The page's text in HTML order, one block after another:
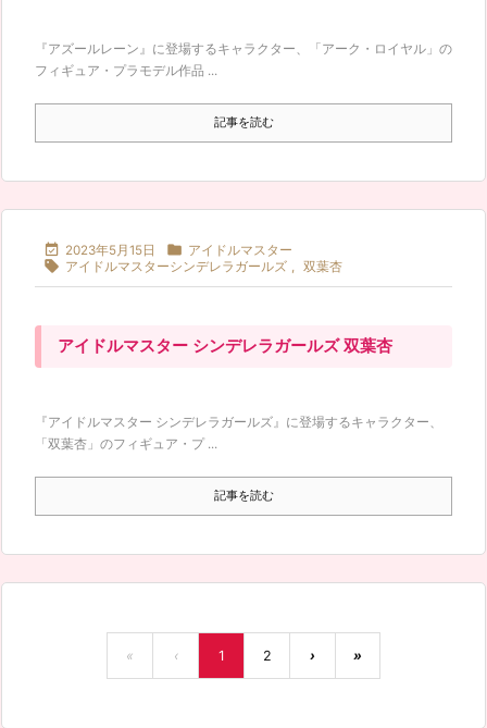
『アズールレーン』に登場するキャラクター、「アーク・ロイヤル」の
フィギュア・プラモデル作品 ...
記事を読む
 2023年5月15日  アイドルマスター
 アイドルマスターシンデレラガールズ , 双葉杏
アイドルマスター シンデレラガールズ 双葉杏
『アイドルマスター シンデレラガールズ』に登場するキャラクター、
「双葉杏」のフィギュア・プ ...
記事を読む
« ‹ 1 2 › »